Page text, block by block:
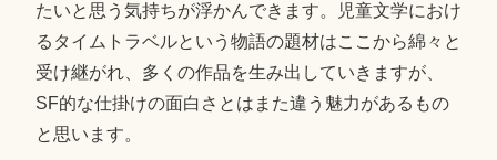
たいと思う気持ちが浮かんできます。児童文学におけ
るタイムトラベルという物語の題材はここから綿々と
受け継がれ、多くの作品を生み出していきますが、
SF的な仕掛けの面白さとはまた違う魅力があるもの
と思います。